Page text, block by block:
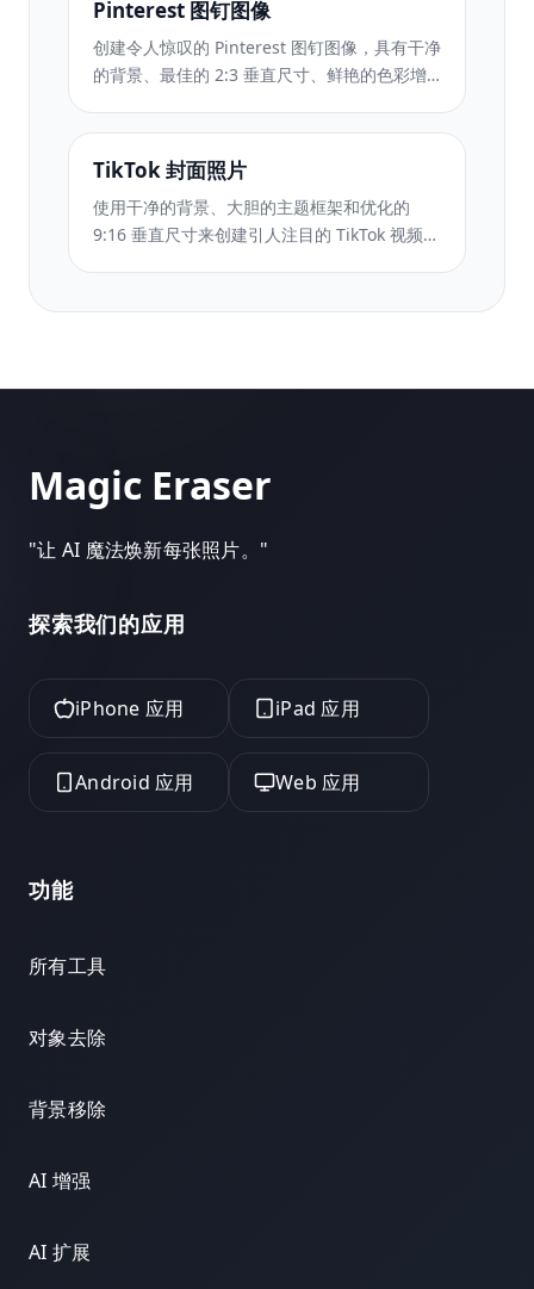
Pinterest 图钉图像
创建令人惊叹的 Pinterest 图钉图像，具有干净
的背景、最佳的 2:3 垂直尺寸、鲜艳的色彩增
TikTok 封面照片
使用干净的背景、大胆的主题框架和优化的
9:16 垂直尺寸来创建引人注目的 TikTok 视频封
Magic Eraser
"让 AI 魔法焕新每张照片。 "
探索我们的应用
iPhone 应用 iPad 应用
Android 应用 Web 应用
功能
所有工具
对象去除
背景移除
AI 增强
AI 扩展